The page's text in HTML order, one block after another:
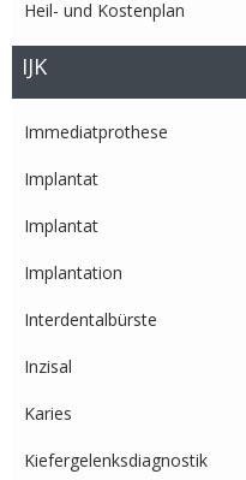
Heil- und Kostenplan
IJK
Immediatprothese
Implantat
Implantat
Implantation
Interdentalbürste
Inzisal
Karies
Kiefergelenksdiagnostik